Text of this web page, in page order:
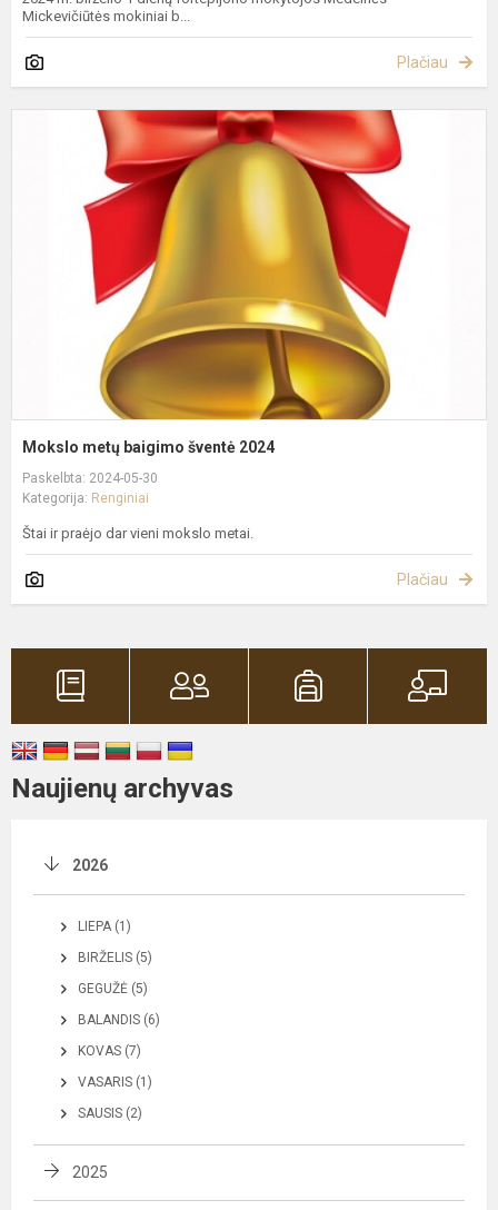
Mickevičiūtės mokiniai b...
Plačiau
Mokslo metų baigimo šventė 2024
Paskelbta: 2024-05-30
Kategorija: Renginiai
Štai ir praėjo dar vieni mokslo metai.
Plačiau
Naujienų archyvas
2026
LIEPA (1)
BIRŽELIS (5)
GEGUŽĖ (5)
BALANDIS (6)
KOVAS (7)
VASARIS (1)
SAUSIS (2)
2025